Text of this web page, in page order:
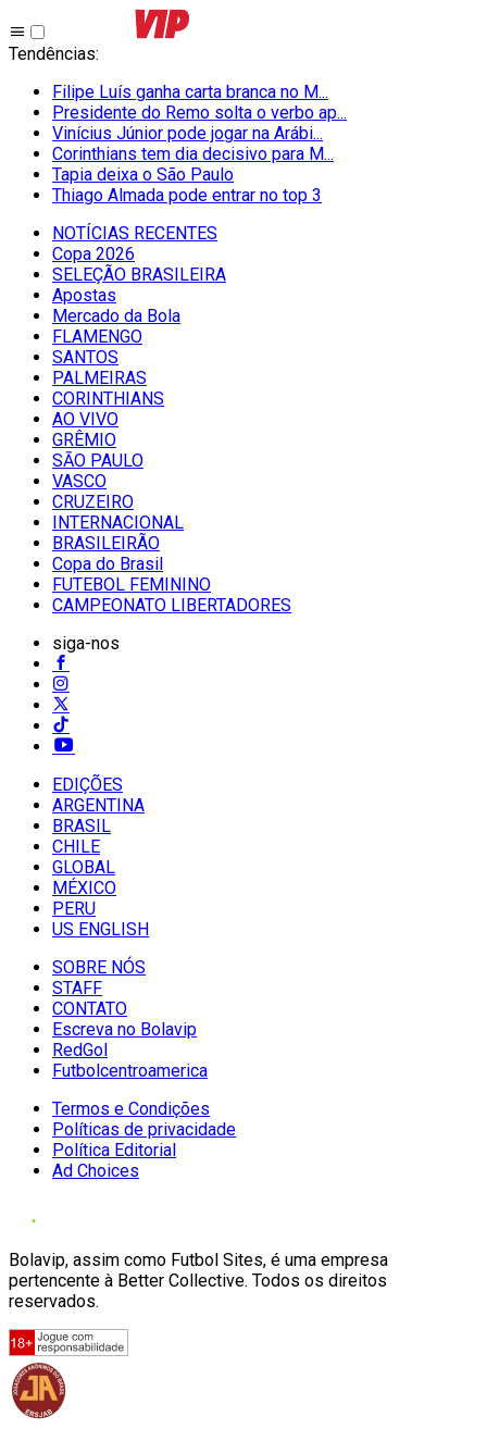
Tendências:
Filipe Luís ganha carta branca no M...
Presidente do Remo solta o verbo ap...
Vinícius Júnior pode jogar na Arábi...
Corinthians tem dia decisivo para M...
Tapia deixa o São Paulo
Thiago Almada pode entrar no top 3
NOTÍCIAS RECENTES
Copa 2026
SELEÇÃO BRASILEIRA
Apostas
Mercado da Bola
FLAMENGO
SANTOS
PALMEIRAS
CORINTHIANS
AO VIVO
GRÊMIO
SĀO PAULO
VASCO
CRUZEIRO
INTERNACIONAL
BRASILEIRÃO
Copa do Brasil
FUTEBOL FEMININO
CAMPEONATO LIBERTADORES
siga-nos
EDIÇÕES
ARGENTINA
BRASIL
CHILE
GLOBAL
MÉXICO
PERU
US ENGLISH
SOBRE NÓS
STAFF
CONTATO
Escreva no Bolavip
RedGol
Futbolcentroamerica
Termos e Condições
Políticas de privacidade
Política Editorial
Ad Choices
Bolavip, assim como Futbol Sites, é uma empresa
pertencente à Better Collective. Todos os direitos
reservados.